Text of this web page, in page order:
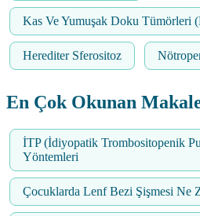
Kas Ve Yumuşak Doku Tümörleri
Herediter Sferositoz
En Çok Okunan
İTP (İdiyopatik Trombositopenik
Yöntemleri
Çocuklarda Lenf Bezi Şişmesi Ne